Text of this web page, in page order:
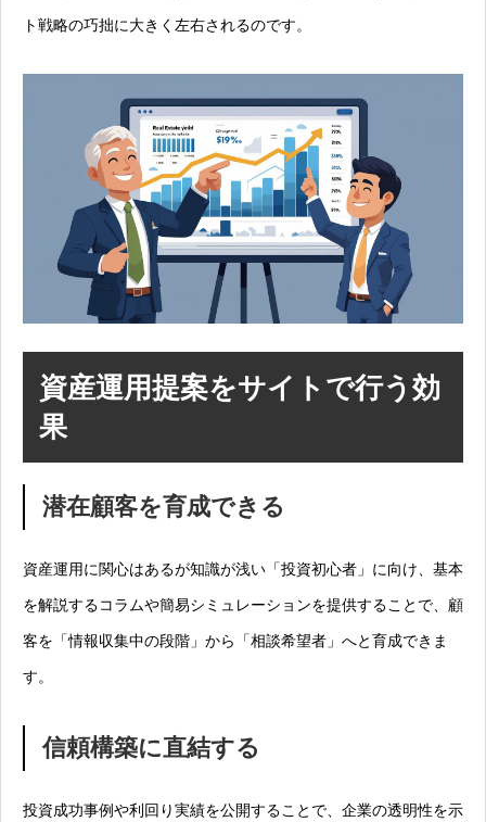
ト戦略の巧拙に大きく左右されるのです。
資産運用提案をサイトで行う効
果
潜在顧客を育成できる
資産運用に関心はあるが知識が浅い「投資初心者」に向け、基本
を解説するコラムや簡易シミュレーションを提供することで、顧
客を「情報収集中の段階」から「相談希望者」へと育成できま
す。
信頼構築に直結する
投資成功事例や利回り実績を公開することで、企業の透明性を示